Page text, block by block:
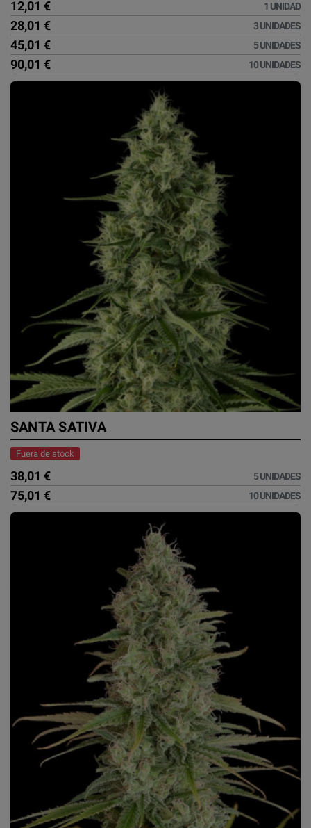
12,01 € 1 UNIDAD
28,01 € 3 UNIDADES
45,01 € 5 UNIDADES
90,01 € 10 UNIDADES
SANTA SATIVA
Fuera de stock
38,01 € 5 UNIDADES
75,01 € 10 UNIDADES